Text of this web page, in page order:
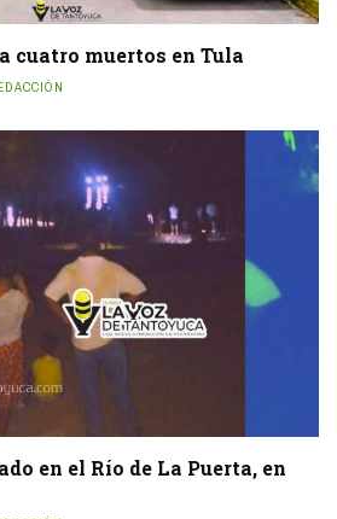
cuatro muertos en Tula
en el Río de La Puerta, en